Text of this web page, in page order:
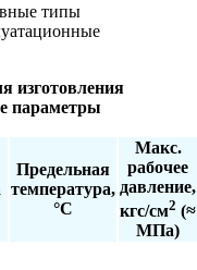
типы
изготовления
параметры
Предельная
температура,
°С
Макс.
рабочее
давление,
кгс/см2 (≈
МПа)